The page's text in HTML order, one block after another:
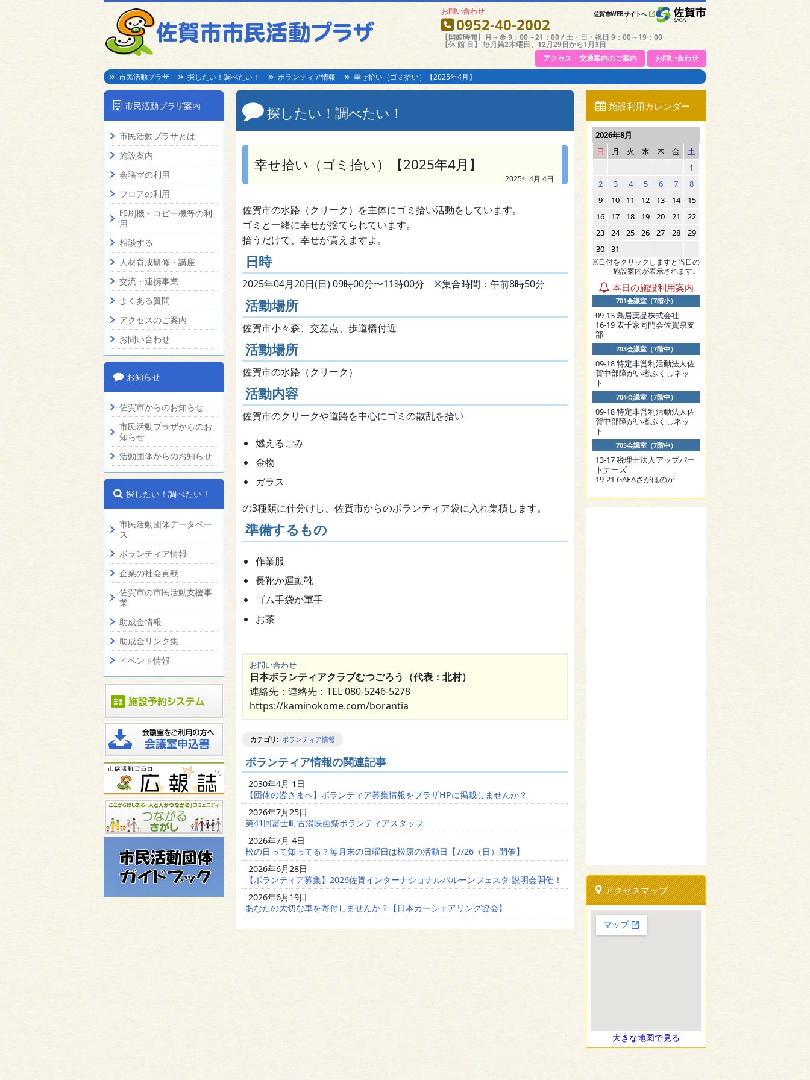
お問い合わせ
0952-40-2002
【開館時間】月～金 9：00～21：00 / 土・日・祝日 9：00～19：00
【休 館 日】 毎月第2木曜日、12月29日から1月3日
佐賀市WEBサイトへ
アクセス・交通案内のご案内
お問い合わせ
市民活動プラザ
探したい！調べたい！ ボランティア情報 幸せ拾い（ゴミ拾い）【2025年4月】
市民活動プラザ案内
市民活動プラザとは
施設案内
会議室の利用
フロアの利用
印刷機・コピー機等の利
用
相談する
人材育成研修・講座
交流・連携事業
よくある質問
アクセスのご案内
お問い合わせ
お知らせ
佐賀市からのお知らせ
市民活動プラザからのお
知らせ
活動団体からのお知らせ
探したい！調べたい！
市民活動団体データベー
ス
ボランティア情報
企業の社会貢献
佐賀市の市民活動支援事
業
助成金情報
助成金リンク集
イベント情報
探したい！調べたい！
幸せ拾い（ゴミ拾い）【2025年4月】
2025年4月 4日
佐賀市の水路（クリーク）を主体にゴミ拾い活動をしています。
ゴミと一緒に幸せが捨てられています。
拾うだけで、幸せが貰えますよ。
日時
2025年04月20日(日) 09時00分〜11時00分 ※集合時間：午前8時50分
活動場所
佐賀市小々森、交差点、歩道橋付近
活動場所
佐賀市の水路（クリーク）
活動内容
佐賀市のクリークや道路を中心にゴミの散乱を拾い
燃えるごみ
金物
ガラス
の3種類に仕分けし、佐賀市からのボランティア袋に入れ集積します。
準備するもの
作業服
長靴か運動靴
ゴム手袋か軍手
お茶
お問い合わせ
日本ボランティアクラブむつごろう（代表：北村）
連絡先：連絡先：TEL 080-5246-5278
https://kaminokome.com/borantia
カテゴリ: ボランティア情報
ボランティア情報の関連記事
2030年4月 1日
【団体の皆さまへ】ボランティア募集情報をプラザHPに掲載しませんか？
2026年7月25日
第41回富士町古湯映画祭ボランティアスタッフ
2026年7月 4日
松の日って知ってる？毎月末の日曜日は松原の活動日【7/26（日）開催】
2026年6月28日
【ボランティア募集】2026佐賀インターナショナルバルーンフェスタ 説明会開催！
2026年6月19日
あなたの大切な車を寄付しませんか？【日本カーシェアリング協会】
施設利用カレンダー
2026年8月
日
月 火 水 木 金
土
1
2
3 4 5 6 7
8
9
10 11 12 13 14
15
16
17 18 19 20 21
22
23
24 25 26 27 28
29
30
31
※日付をクリックしますと当日の
施設案内が表示されます。
本日の施設利用案内
701会議室（7階小）
09-13 鳥居薬品株式会社
16-19 表千家同門会佐賀県支
部
703会議室（7階中）
09-18 特定非営利活動法人佐
賀中部障がい者ふくしネッ
ト
704会議室（7階中）
09-18 特定非営利活動法人佐
賀中部障がい者ふくしネッ
ト
705会議室（7階中）
13-17 税理士法人アップパー
トナーズ
19-21 GAFAさがほのか
アクセスマップ
大きな地図で見る